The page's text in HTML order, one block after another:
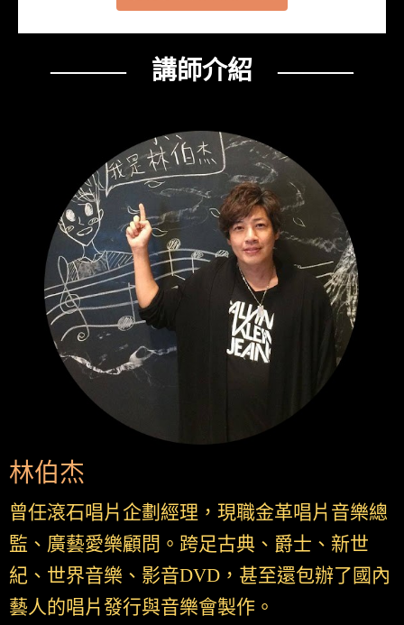
——— 講師介紹 ———
林伯杰
曾任滾石唱片企劃經理，現職金革唱片音樂總
監、廣藝愛樂顧問。跨足古典、爵士、新世
紀、世界音樂、影音DVD，甚至還包辦了國內
藝人的唱片發行與音樂會製作。